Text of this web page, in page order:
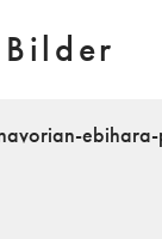
Bilder